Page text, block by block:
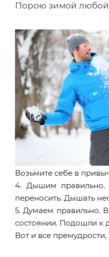
Порою зимой любой
Возьмите себе в
4. Дышим правильно.
переносить. Дышать
5. Думаем правильно. В
состоянии. Подошли к
Вот и все